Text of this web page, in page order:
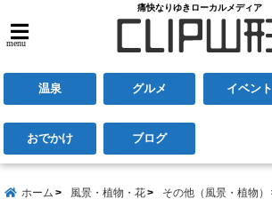
痛快なりゆきローカルメディア
menu
温泉 グルメ イベント
おでかけ ブログ
ホーム 風景・植物・花 その他（風景・植物）